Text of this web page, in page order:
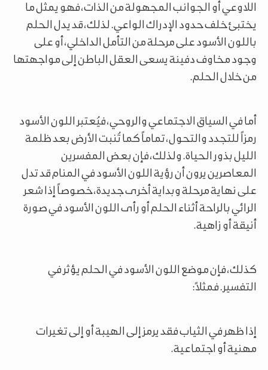
اللاوعي أو الجوانب المجهولة من الذات، فهو يمثل ما
يختبئ خلف حدود الإدراك الواعي. لذلك، قد يدل الحلم
باللون الأسود على مرحلة من التأمل الداخلي، أو على
وجود مخاوف دفينة يسعى العقل الباطن إلى مواجهتها
من خلال الحلم.
أما في السياق الاجتماعي والروحي، فيُعتبر اللون الأسود
رمزاً للتجدد والتحول، تماماً كما تُنبت الأرض بعد ظلمة
الليل بذور الحياة. ولذلك، فإن بعض المفسرين
المعاصرين يرون أن رؤية اللون الأسود في المنام قد تدل
على نهاية مرحلة وبداية أخرى جديدة، خصوصاً إذا شعر
الرائي بالراحة أثناء الحلم أو رأى اللون الأسود في صورة
أنيقة أو زاهية.
كذلك، فإن موضع اللون الأسود في الحلم يؤثر في
التفسير. فمثلاً:
إذا ظهر في الثياب فقد يرمز إلى الهيبة أو إلى تغيرات
مهنية أو اجتماعية.